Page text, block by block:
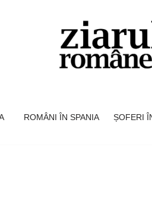
ROMÂNI ÎN SPANIA ȘOFERI